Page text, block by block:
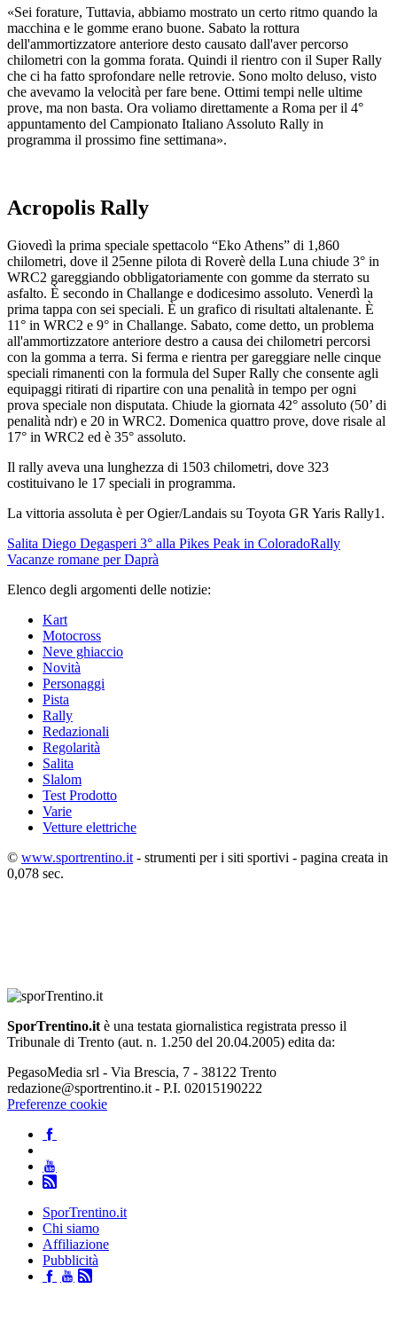
«Sei forature, Tuttavia, abbiamo mostrato un certo ritmo quando la
macchina e le gomme erano buone. Sabato la rottura
dell'ammortizzatore anteriore desto causato dall'aver percorso
chilometri con la gomma forata. Quindi il rientro con il Super Rally
che ci ha fatto sprofondare nelle retrovie. Sono molto deluso, visto
che avevamo la velocità per fare bene. Ottimi tempi nelle ultime
prove, ma non basta. Ora voliamo direttamente a Roma per il 4°
appuntamento del Campionato Italiano Assoluto Rally in
programma il prossimo fine settimana».
Acropolis Rally
Giovedì la prima speciale spettacolo “Eko Athens” di 1,860
chilometri, dove il 25enne pilota di Roverè della Luna chiude 3° in
WRC2 gareggiando obbligatoriamente con gomme da sterrato su
asfalto. È secondo in Challange e dodicesimo assoluto. Venerdì la
prima tappa con sei speciali. È un grafico di risultati altalenante. È
11° in WRC2 e 9° in Challange. Sabato, come detto, un problema
all'ammortizzatore anteriore destro a causa dei chilometri percorsi
con la gomma a terra. Si ferma e rientra per gareggiare nelle cinque
speciali rimanenti con la formula del Super Rally che consente agli
equipaggi ritirati di ripartire con una penalità in tempo per ogni
prova speciale non disputata. Chiude la giornata 42° assoluto (50’ di
penalità ndr) e 20 in WRC2. Domenica quattro prove, dove risale al
17° in WRC2 ed è 35° assoluto.
Il rally aveva una lunghezza di 1503 chilometri, dove 323
costituivano le 17 speciali in programma.
La vittoria assoluta è per Ogier/Landais su Toyota GR Yaris Rally1.
Salita Diego Degasperi 3° alla Pikes Peak in ColoradoRally
Vacanze romane per Daprà
Elenco degli argomenti delle notizie:
Kart
Motocross
Neve ghiaccio
Novità
Personaggi
Pista
Rally
Redazionali
Regolarità
Salita
Slalom
Test Prodotto
Varie
Vetture elettriche
© www.sportrentino.it - strumenti per i siti sportivi - pagina creata in
0,078 sec.
SporTrentino.it è una testata giornalistica registrata presso il
Tribunale di Trento (aut. n. 1.250 del 20.04.2005) edita da:
PegasoMedia srl - Via Brescia, 7 - 38122 Trento
redazione@sportrentino.it - P.I. 02015190222
Preferenze cookie
SporTrentino.it
Chi siamo
Affiliazione
Pubblicità